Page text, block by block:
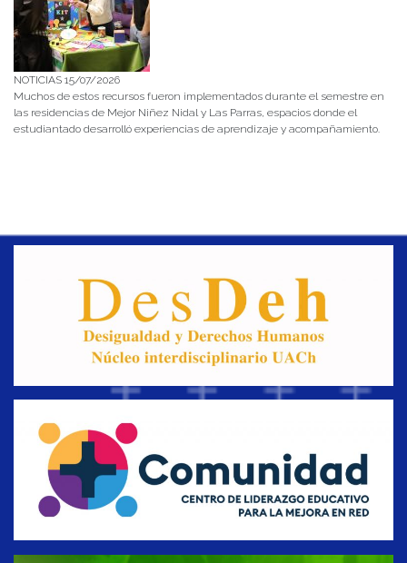
NOTICIAS 15/07/2026
Muchos de estos recursos fueron implementados durante el semestre en
las residencias de Mejor Niñez Nidal y Las Parras, espacios donde el
estudiantado desarrolló experiencias de aprendizaje y acompañamiento.